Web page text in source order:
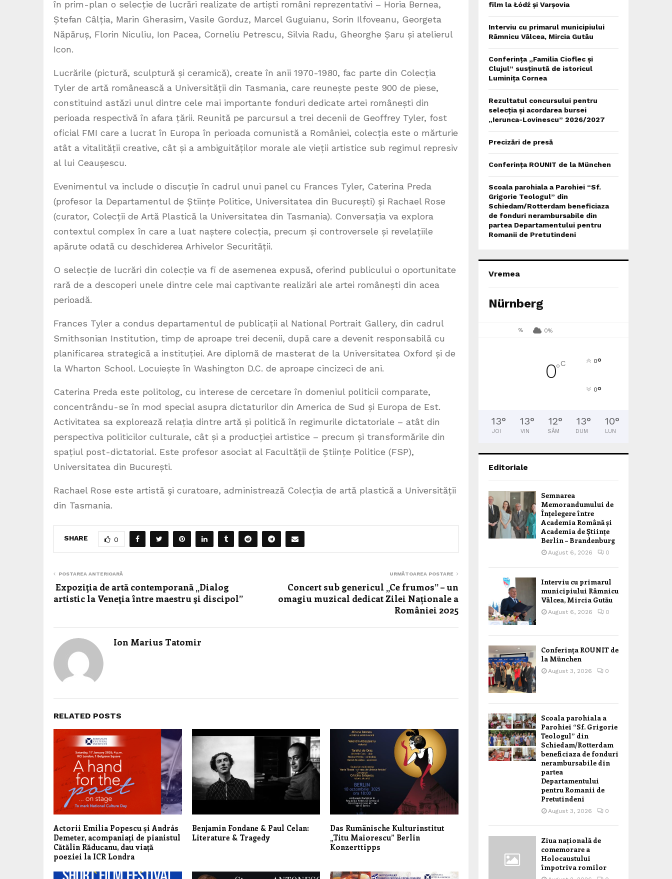
în prim-plan o selecție de lucrări realizate de artiști români reprezentativi – Horia Bernea,
Ștefan Câlția, Marin Gherasim, Vasile Gorduz, Marcel Guguianu, Sorin Ilfoveanu, Georgeta
Năpăruș, Florin Niculiu, Ion Pacea, Corneliu Petrescu, Silvia Radu, Gheorghe Șaru și atelierul
Icon.
Lucrările (pictură, sculptură și ceramică), create în anii 1970-1980, fac parte din Colecția
Tyler de artă românească a Universității din Tasmania, care reunește peste 900 de piese,
constituind astăzi unul dintre cele mai importante fonduri dedicate artei românești din
perioada respectivă în afara țării. Reunită pe parcursul a trei decenii de Geoffrey Tyler, fost
oficial FMI care a lucrat în Europa în perioada comunistă a României, colecția este o mărturie
atât a vitalității creative, cât și a ambiguităților morale ale vieții artistice sub regimul represiv
al lui Ceaușescu.
Evenimentul va include o discuție în cadrul unui panel cu Frances Tyler, Caterina Preda
(profesor la Departamentul de Științe Politice, Universitatea din București) și Rachael Rose
(curator, Colecții de Artă Plastică la Universitatea din Tasmania). Conversația va explora
contextul complex în care a luat naștere colecția, precum și controversele și revelațiile
apărute odată cu deschiderea Arhivelor Securității.
O selecție de lucrări din colecție va fi de asemenea expusă, oferind publicului o oportunitate
rară de a descoperi unele dintre cele mai captivante realizări ale artei românești din acea
perioadă.
Frances Tyler a condus departamentul de publicații al National Portrait Gallery, din cadrul
Smithsonian Institution, timp de aproape trei decenii, după care a devenit responsabilă cu
planificarea strategică a instituției. Are diplomă de masterat de la Universitatea Oxford și de
la Wharton School. Locuiește în Washington D.C. de aproape cincizeci de ani.
Caterina Preda este politolog, cu interese de cercetare în domeniul politicii comparate,
concentrându-se în mod special asupra dictaturilor din America de Sud și Europa de Est.
Activitatea sa explorează relația dintre artă și politică în regimurile dictatoriale – atât din
perspectiva politicilor culturale, cât și a producției artistice – precum și transformările din
spațiul post-dictatorial. Este profesor asociat al Facultății de Științe Politice (FSP),
Universitatea din București.
Rachael Rose este artistă şi curatoare, administrează Colecția de artă plastică a Universității
din Tasmania.
SHARE 0
POSTAREA ANTERIOARĂ
Expoziţia de artă contemporană „Dialog
artistic la Veneţia între maestru şi discipol”
URMĂTOAREA POSTARE
Concert sub genericul „Ce frumos” – un
omagiu muzical dedicat Zilei Naționale a
României 2025
Ion Marius Tatomir
RELATED POSTS
Actorii Emilia Popescu și András
Demeter, acompaniați de pianistul
Cătălin Răducanu, dau viață
poeziei la ICR Londra
Benjamin Fondane & Paul Celan:
Literature & Tragedy
Das Rumänische Kulturinstitut
„Titu Maiorescu” Berlin
Konzerttipps
film la Łódź și Varșovia
Interviu cu primarul municipiului
Râmnicu Vâlcea, Mircia Gutău
Conferința „Familia Cioflec și
Clujul” susținută de istoricul
Luminița Cornea
Rezultatul concursului pentru
selecția și acordarea bursei
„Ierunca-Lovinescu” 2026/2027
Precizări de presă
Conferința ROUNIT de la München
Scoala parohiala a Parohiei “Sf.
Grigorie Teologul” din
Schiedam/Rotterdam beneficiaza
de fonduri nerambursabile din
partea Departamentului pentru
Romanii de Pretutindeni
Vremea
Nürnberg
% 0%
0°C 0°
0°
13°
JOI
13°
VIN
12°
SÂM
13°
DUM
10°
LUN
Editoriale
Semnarea
Memorandumului de
Înțelegere între
Academia Română și
Academia de Științe
Berlin – Brandenburg
August 6, 2026 0
Interviu cu primarul
municipiului Râmnicu
Vâlcea, Mircia Gutău
August 6, 2026 0
Conferința ROUNIT de
la München
August 3, 2026 0
Scoala parohiala a
Parohiei “Sf. Grigorie
Teologul” din
Schiedam/Rotterdam
beneficiaza de fonduri
nerambursabile din
partea
Departamentului
pentru Romanii de
Pretutindeni
August 3, 2026 0
Ziua națională de
comemorare a
Holocaustului
împotriva romilor